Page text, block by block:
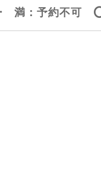
満：予約不可